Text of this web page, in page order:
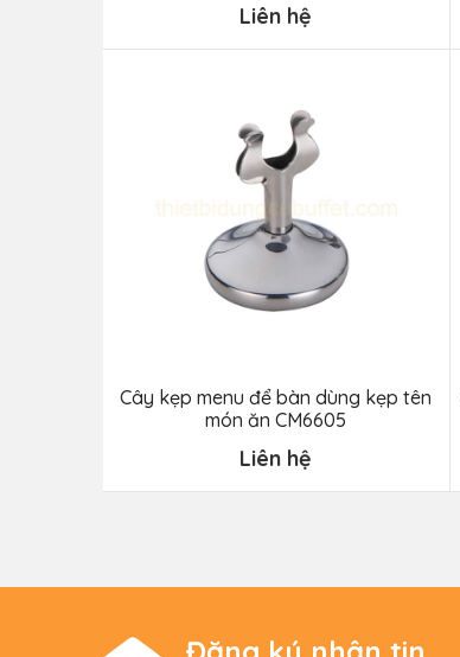
Liên hệ
Cây kẹp menu để bàn dùng kẹp tên
món ăn CM6605
Liên hệ